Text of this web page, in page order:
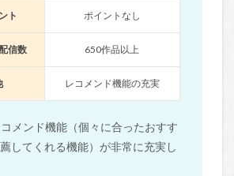
ト ポイントなし
信数 650作品以上
レコメンド機能の充実
メンド機能（個々に合ったおすす
してくれる機能）が非常に充実し